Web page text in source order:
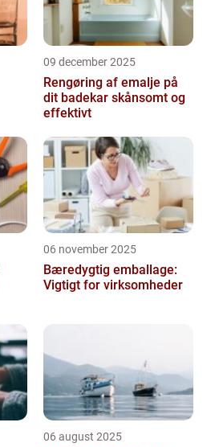
09 december 2025
Rengøring af emalje på
dit badekar skånsomt og
effektivt
06 november 2025
Bæredygtig emballage:
Vigtigt for virksomheder
06 august 2025